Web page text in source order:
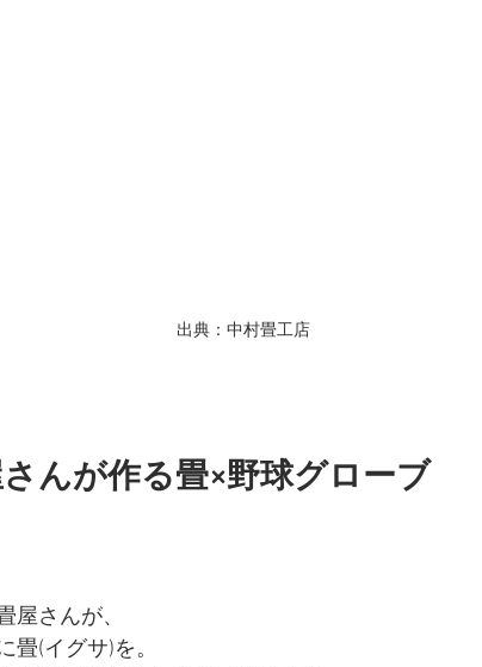
出典：中村畳工店
んが作る畳×野球グローブ
屋さんが、
畳(イグサ)を。